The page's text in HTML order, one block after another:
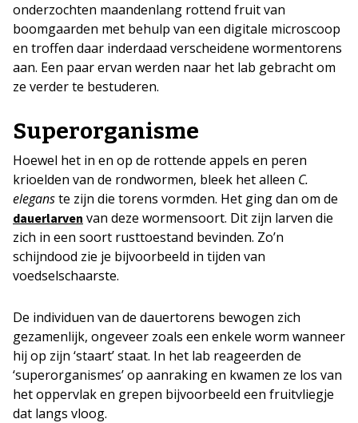
onderzochten maandenlang rottend fruit van
boomgaarden met behulp van een digitale microscoop
en troffen daar inderdaad verscheidene wormentorens
aan. Een paar ervan werden naar het lab gebracht om
ze verder te bestuderen.
Superorganisme
Hoewel het in en op de rottende appels en peren
krioelden van de rondwormen, bleek het alleen C.
eleganste zijn die torens vormden. Het ging dan om de
dauerlarven van deze wormensoort. Dit zijn larven die
zich in een soort rusttoestand bevinden. Zo’n
schijndood zie je bijvoorbeeld in tijden van
voedselschaarste.
De individuen van de dauertorens bewogen zich
gezamenlijk, ongeveer zoals een enkele worm wanneer
hij op zijn ‘staart’ staat. In het lab reageerden de
‘superorganismes’ op aanraking en kwamen ze los van
het oppervlak en grepen bijvoorbeeld een fruitvliegje
dat langs vloog.